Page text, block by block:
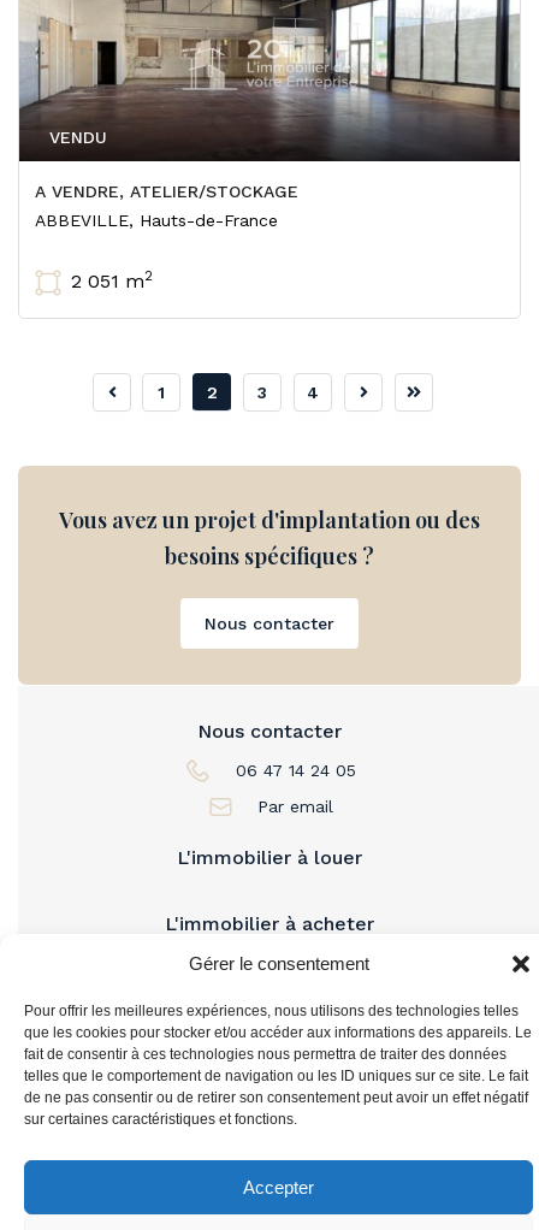
Gérer le consentement
Pour offrir les meilleures expériences, nous utilisons des technologies telles
que les cookies pour stocker et/ou accéder aux informations des appareils. Le
fait de consentir à ces technologies nous permettra de traiter des données
telles que le comportement de navigation ou les ID uniques sur ce site. Le fait
de ne pas consentir ou de retirer son consentement peut avoir un effet négatif
sur certaines caractéristiques et fonctions.
Accepter
A VENDRE, ATELIER/STOCKAGE
VENDU
ABBEVILLE, Hauts-de-France
2 051 m2
1 2 3 4
Vous avez un projet d'implantation ou des
besoins spécifiques ?
Nous contacter
L'immobilier à louer
L'immobilier à acheter
Nous contacter
06 47 14 24 05
Par email